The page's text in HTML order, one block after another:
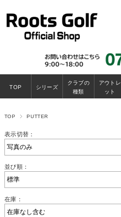
TOP シリーズ
クラブの
種類
アウトレ
ット
TOP PUTTER
表示切替：
並び順：
在庫：